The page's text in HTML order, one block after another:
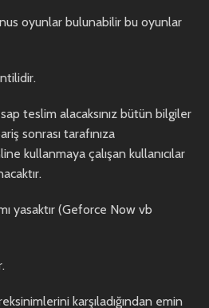
oyunlar bulunabilir bu oyunlar
teslim alacaksınız bütün bilgiler
sonrası tarafınıza
kullanmaya çalışan kullanıcılar
yasaktır (Geforce Now vb
karşıladığından emin